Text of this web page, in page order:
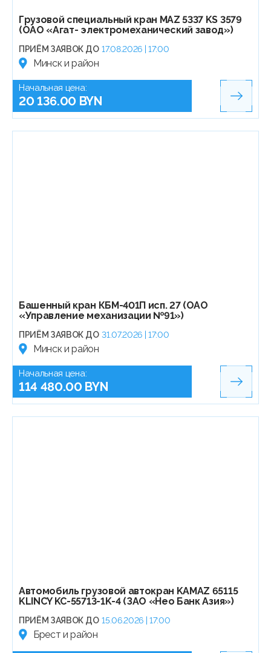
Грузовой специальный кран MAZ 5337 KS 3579
(ОАО «Агат- электромеханический завод»)
ПРИЁМ ЗАЯВОК ДО 17.08.2026 | 17:00
Минск и район
Начальная цена:
20 136.00 BYN
Башенный кран КБМ-401П исп. 27 (ОАО
«Управление механизации №91»)
ПРИЁМ ЗАЯВОК ДО 31.07.2026 | 17:00
Минск и район
Начальная цена:
114 480.00 BYN
Автомобиль грузовой автокран KAMAZ 65115
KLINCY KC-55713-1K-4 (ЗАО «Нео Банк Азия»)
ПРИЁМ ЗАЯВОК ДО 15.06.2026 | 17:00
Брест и район